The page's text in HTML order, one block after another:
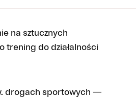
na sztucznych
trening do działalności
drogach sportowych —